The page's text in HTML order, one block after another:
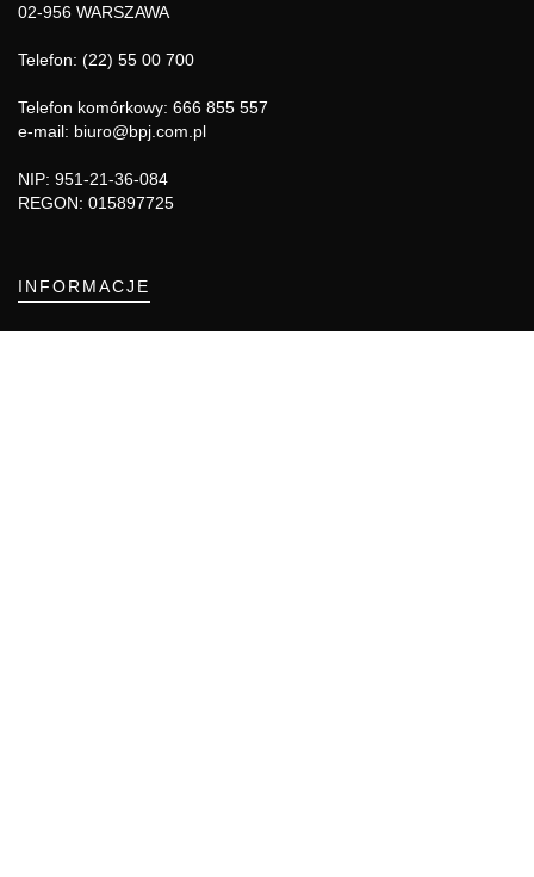
02-956 WARSZAWA
Telefon: (22) 55 00 700
Telefon komórkowy: 666 855 557
e-mail: biuro@bpj.com.pl
NIP: 951-21-36-084
REGON: 015897725
INFORMACJE